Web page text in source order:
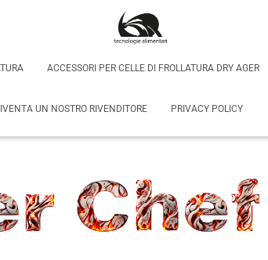
ACCESSORI PER CELLE DI FROLLATURA DRY AGER
UN NOSTRO RIVENDITORE PRIVACY POLICY